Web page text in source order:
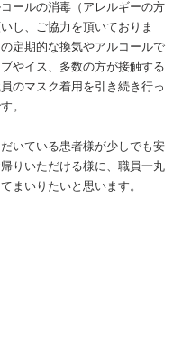
ールの消毒（アレルギーの方
し、ご協力を頂いておりま
定期的な換気やアルコールで
やイス、多数の方が接触する
のマスク着用を引き続き行っ
。
いている患者様が少しでも安
りいただける様に、職員一丸
まいりたいと思います。